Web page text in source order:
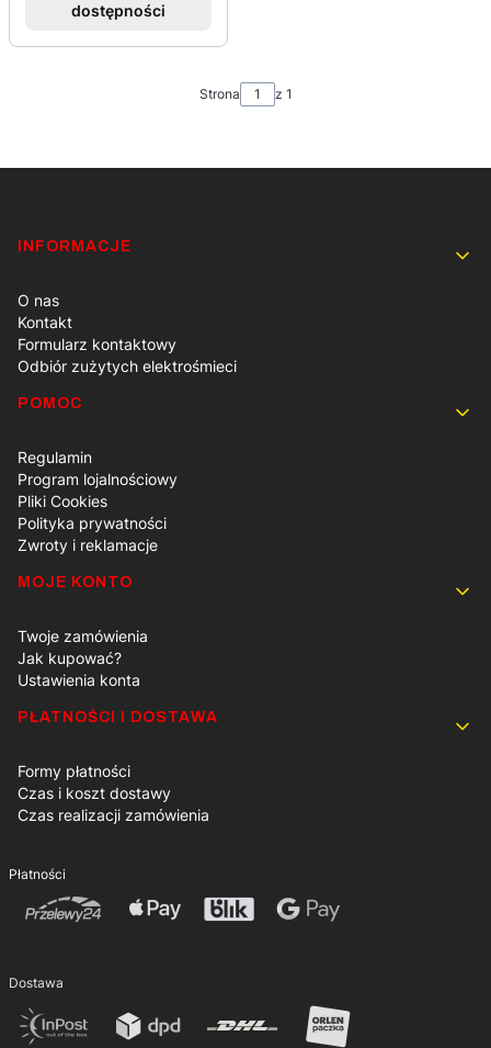
dostępności
Strona z 1
Linki w stopce
INFORMACJE
O nas
Kontakt
Formularz kontaktowy
Odbiór zużytych elektrośmieci
POMOC
Regulamin
Program lojalnościowy
Pliki Cookies
Polityka prywatności
Zwroty i reklamacje
MOJE KONTO
Twoje zamówienia
Jak kupować?
Ustawienia konta
PŁATNOŚCI I DOSTAWA
Formy płatności
Czas i koszt dostawy
Czas realizacji zamówienia
Płatności
Dostawa